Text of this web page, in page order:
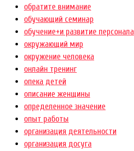
обратите внимание
обучающий семинар
обучение+и развитие персонала
окружающий мир
окружение человека
онлайн тренинг
опека детей
описание женщины
определенное значение
опыт работы
организация деятельности
организация досуга